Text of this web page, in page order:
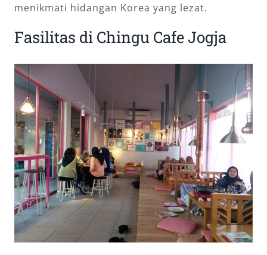
menikmati hidangan Korea yang lezat.
Fasilitas di Chingu Cafe Jogja